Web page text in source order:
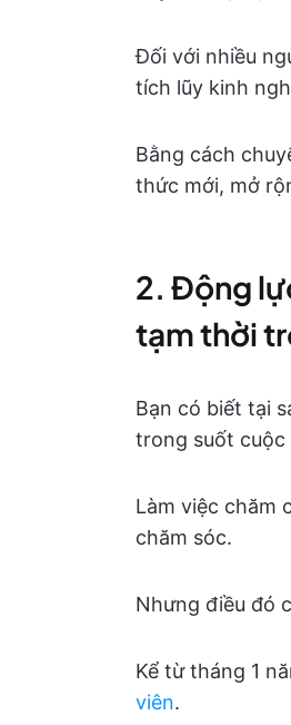
Đối với nhiều
tích lũy kinh
Bằng cách
thức mới, mở
2. Động
tạm thời
Bạn có biết tại
trong suốt cuộc
Làm việc chăm
chăm sóc.
Nhưng điều đó
Kể từ tháng 1
viên.